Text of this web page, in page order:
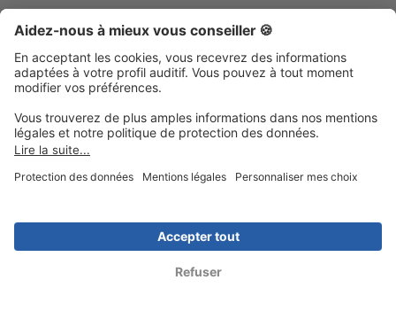
Plusieurs dispositifs peuvent alléger encore votre
budget :
–Tiers-payant: si vous bénéficiez de la
Complémentaire Santé Solidaire, vous n’avancez
aucun frais (appareil plafonné à 800 € par oreille)
–Aides Agefiph: jusqu’à 1 700 € pour deux
reconnu
: proposé par certaines